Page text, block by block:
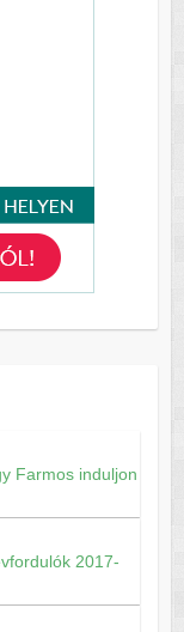
Farmos induljon
2017-